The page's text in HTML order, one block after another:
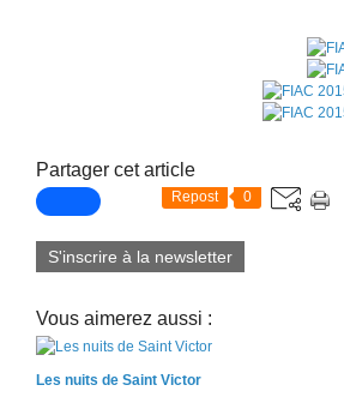
Partager cet article
Repost 0
S'inscrire à la newsletter
Vous aimerez aussi :
Les nuits de Saint Victor